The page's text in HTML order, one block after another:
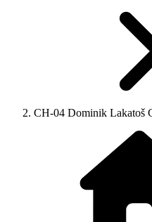
CH-04 Dominik Lakatoš